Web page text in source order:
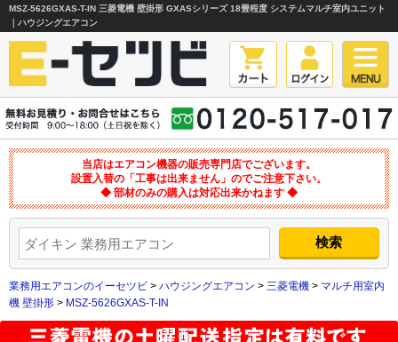
MSZ-5626GXAS-T-IN 三菱電機 壁掛形 GXASシリーズ 18畳程度 システムマルチ室内ユニット
｜ハウジングエアコン
当店はエアコン機器の販売専門店でございます。
設置入替の「工事は出来ません」のでご注意下さい。
◆ 部材のみの購入は対応出来かねます ◆
業務用エアコンのイーセツビ > ハウジングエアコン > 三菱電機 > マルチ用室内
機 壁掛形 > MSZ-5626GXAS-T-IN